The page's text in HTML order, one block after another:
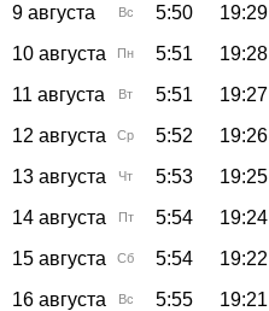
9 августа
Вс 5:50 19:29
10 августа
Пн 5:51 19:28
11 августа
Вт 5:51 19:27
12 августа
Ср 5:52 19:26
13 августа
Чт 5:53 19:25
14 августа
Пт 5:54 19:24
15 августа
Сб 5:54 19:22
16 августа
Вс 5:55 19:21